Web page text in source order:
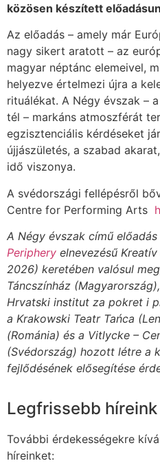
közösen készített
Az előadás – amely már
nagy sikert aratott – az
magyar néptánc elemeivel,
helyezve értelmezi újra a
rituálékat. A Négy évszak –
tél – markáns atmoszférát
egzisztenciális kérdéseket
újjászületés, a szabad
idő viszonya.
A svédországi fellépésről
Centre for Performing Arts
A Négy évszak című előadás
Periphery elnevezésű
2026) keretében valósul
Táncszínház
Hrvatski institut za pokret i
a Krakowski Teatr Tańca
(Románia) és a Vitlycke –
(Svédország) hozott létre a
fejlődésének elősegítése
Legfrissebb híreink
További érdekességekre
híreinket: